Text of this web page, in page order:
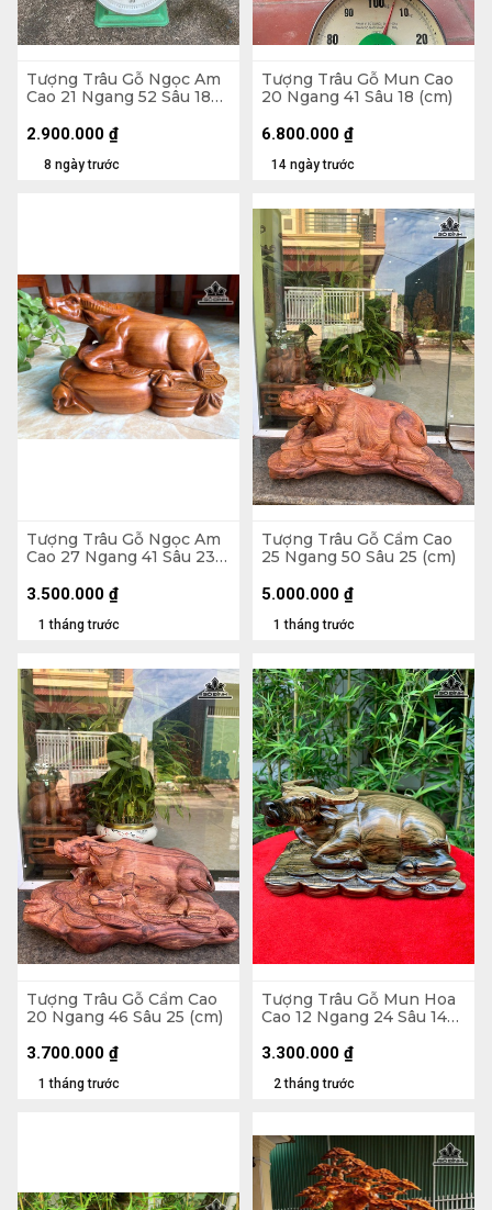
Tượng Trâu Gỗ Ngọc Am
Cao 21 Ngang 52 Sâu 18
8 ngày trước
2.900.000 ₫
Tượng Trâu Gỗ Mun Cao
20 Ngang 41 Sâu 18 (cm)
14 ngày trước
6.800.000 ₫
Tượng Trâu Gỗ Ngọc Am
Cao 27 Ngang 41 Sâu 23
1 tháng trước
3.500.000 ₫
Tượng Trâu Gỗ Cẩm Cao
25 Ngang 50 Sâu 25 (cm)
1 tháng trước
5.000.000 ₫
Tượng Trâu Gỗ Cẩm Cao
20 Ngang 46 Sâu 25 (cm)
1 tháng trước
3.700.000 ₫
Tượng Trâu Gỗ Mun Hoa
Cao 12 Ngang 24 Sâu 14
2 tháng trước
3.300.000 ₫